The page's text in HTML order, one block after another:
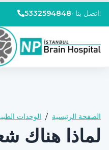
5332594848• اتصل بنا!
الصفحة الرئيسية / الوحدات
لماذا هناك